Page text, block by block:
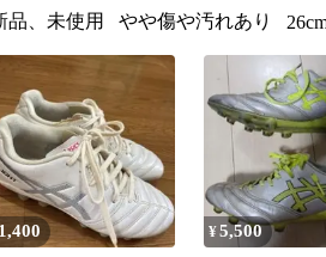
品、未使用 やや傷や汚れあり
1,400 ¥5,500